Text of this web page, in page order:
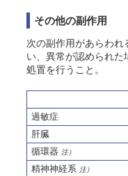
その他の副作用
次の副作用があらわ
い、異常が認められた
処置を行うこと。
過敏症
肝臓
循環器 注）
精神神経系 注）